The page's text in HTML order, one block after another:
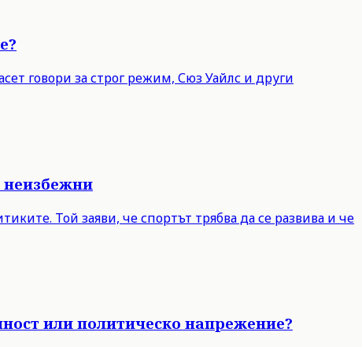
говори за строг режим, Сюз Уайлс и други
неизбежни
Той заяви, че спортът трябва да се развива и че
или политическо напрежение?